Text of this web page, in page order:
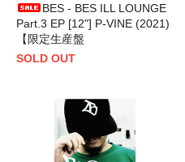
BES - BES ILL LOUNGE
Part.3 EP [12"] P-VINE (2021)
【限定生産盤
SOLD OUT